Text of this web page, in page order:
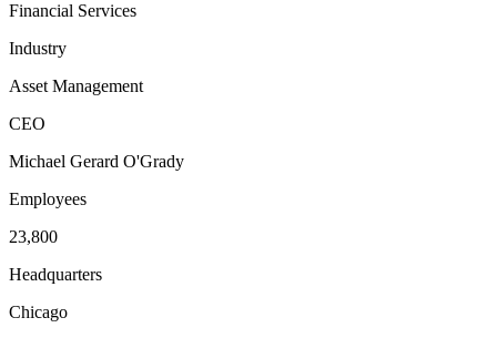
Financial Services
Industry
Asset Management
CEO
Michael Gerard O'Grady
Employees
23,800
Headquarters
Chicago